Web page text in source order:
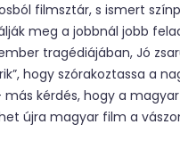
filmsztár, s ismert
meg a jobbnál jobb
tragédiájában, Jó
hogy szórakoztassa a
kérdés, hogy a
újra magyar film a